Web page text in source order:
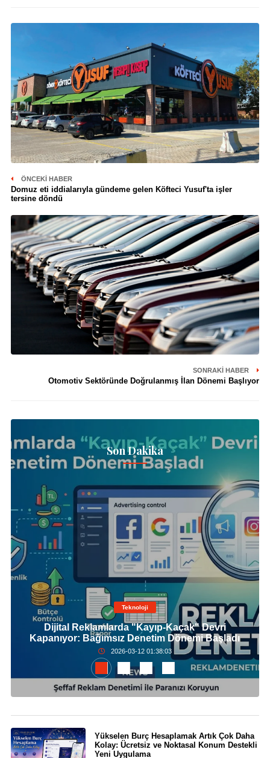
ÖNCEKI HABER
Domuz eti iddialarıyla gündeme gelen Köfteci Yusuf'ta işler
tersine döndü
SONRAKI HABER
Otomotiv Sektöründe Doğrulanmış İlan Dönemi Başlıyor
Son Dakika
Teknoloji
Dijital Reklamlarda "Kayıp-Kaçak" Devri
Kapanıyor: Bağımsız Denetim Dönemi Başladı
2026-03-12 01:38:03
Yükselen Burç Hesaplamak Artık Çok Daha
Kolay: Ücretsiz ve Noktasal Konum Destekli
Yeni Uygulama